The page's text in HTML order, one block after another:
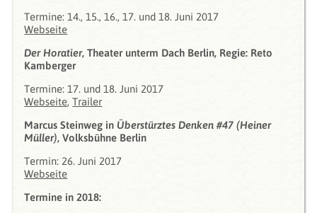
Termine: 14., 15., 16., 17. und 18. Juni 2017
Webseite
Der Horatier, Theater unterm Dach Berlin, Regie: Reto
Kamberger
Termine: 17. und 18. Juni 2017
Webseite,Trailer
Marcus Steinweg in Überstürztes Denken #47 (Heiner
Müller), Volksbühne Berlin
Termin: 26. Juni 2017
Webseite
Termine in 2018: